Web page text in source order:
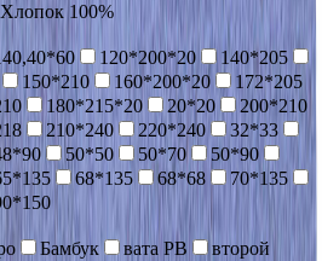
Хлопок 100%
120*200*20
140*205
150*210 160*200*20
172*205
180*215*20 20*20
200*210
210*240 220*240
32*33
50*50 50*70
50*90
68*135 68*68
70*135
Бамбук вата РВ
второй